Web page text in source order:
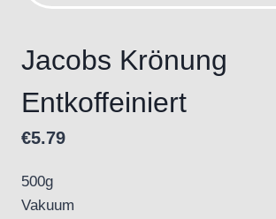
Jacobs Krönung
Entkoffeiniert
€5.79
500g
Vakuum